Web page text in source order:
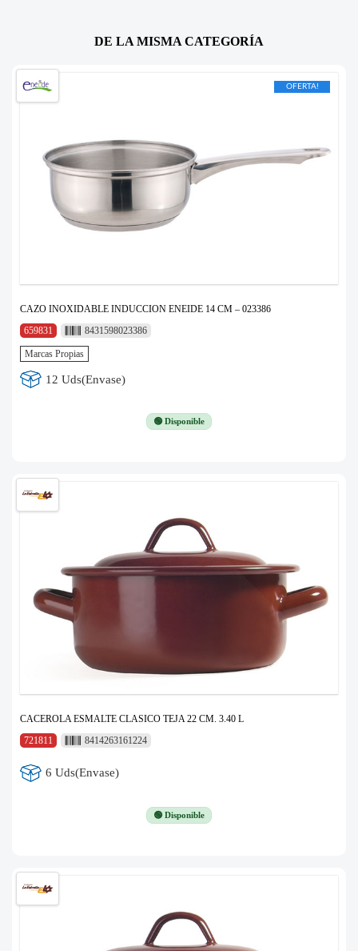
DE LA MISMA CATEGORÍA
OFERTA!
CAZO INOXIDABLE INDUCCION ENEIDE 14 CM – 023386
659831
8431598023386
Marcas Propias
12 Uds(Envase)
🟢 Disponible
CACEROLA ESMALTE CLASICO TEJA 22 CM. 3.40 L
721811
8414263161224
6 Uds(Envase)
🟢 Disponible